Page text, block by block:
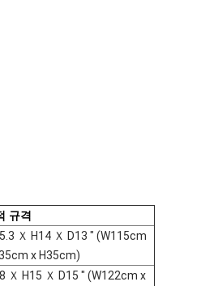
규격
Ｘ H14 Ｘ D13 " (W115cm
x H35cm)
Ｘ H15 Ｘ D15 " (W122cm x